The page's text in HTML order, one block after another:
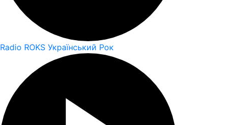
Radio ROKS Український Рок